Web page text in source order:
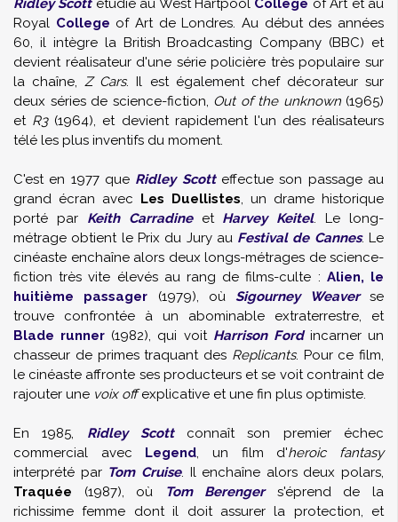
Ridley Scottétudie au West Hartpool College of Art et au
Royal College of Art de Londres. Au début des années
60, il intègre la British Broadcasting Company (BBC) et
devient réalisateur d'une série policière très populaire sur
la chaîne,Z Cars. Il est également chef décorateur sur
deux séries de science-fiction, Out of the unknown(1965)
et R3(1964), et devient rapidement l'un des réalisateurs
télé les plus inventifs du moment.
C'est en 1977 que Ridley Scotteffectue son passage au
grand écran avec Les Duellistes, un drame historique
porté par Keith Carradineet Harvey Keitel. Le long-
métrage obtient le Prix du Jury au Festival de Cannes. Le
cinéaste enchaîne alors deux longs-métrages de science-
fiction très vite élevés au rang de films-culte : Alien, le
huitième passager (1979), oùSigourney Weaverse
trouve confrontée à un abominable extraterrestre, et
Blade runner (1982), qui voit Harrison Fordincarner un
chasseur de primes traquant des Replicants. Pour ce film,
le cinéaste affronte ses producteurs et se voit contraint de
rajouter une voix offexplicative et une fin plus optimiste.
En 1985, Ridley Scottconnaît son premier échec
commercial avec Legend, un film d'heroic fantasy
interprété par Tom Cruise. Il enchaîne alors deux polars,
Traquée (1987), où Tom Berengers'éprend de la
richissime femme dont il doit assurer la protection, et